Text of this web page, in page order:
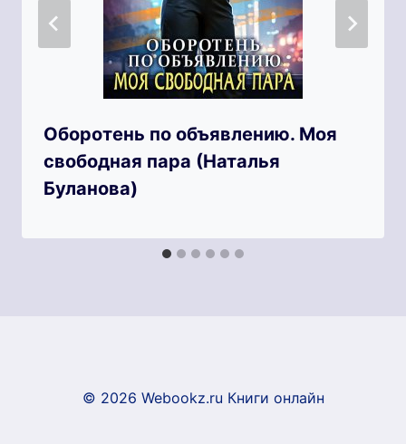
Оборотень по объявлению. Моя
свободная пара (Наталья
Буланова)
© 2026 Webookz.ru Книги онлайн